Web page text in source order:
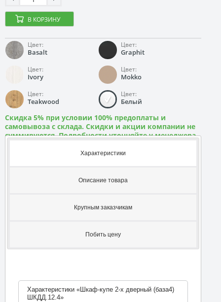
В КОРЗИНУ
Цвет:
Basalt
Цвет:
Graphit
Цвет:
Ivory
Цвет:
Mokko
Цвет:
Teakwood
Цвет:
Белый
Скидка 5% при условии 100% предоплаты и
самовывоза с склада. Скидки и акции компании не
суммируются. Подробности уточняйте у менеджера
Характеристики
Описание товара
Крупным заказчикам
Побить цену
Характеристики «Шкаф-купе 2-х дверный (база4)
ШКДД.12.4»